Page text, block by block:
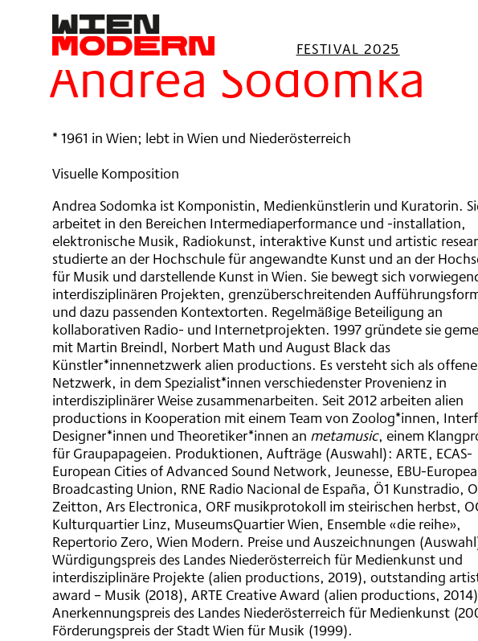
springen
FESTIVAL 2025
Filter
Andrea Sodomka
* 1961 in Wien; lebt in Wien und Niederösterreich
Visuelle Komposition
Andrea Sodomka ist Komponistin, Medienkünstlerin und Kuratorin.
arbeitet in den Bereichen Intermediaperformance und -installation,
elektronische Musik, Radiokunst, interaktive Kunst und artistic
studierte an der Hochschule für angewandte Kunst und an der
für Musik und darstellende Kunst in Wien. Sie bewegt sich
interdisziplinären Projekten, grenzüberschreitenden
und dazu passenden Kontextorten. Regelmäßige Beteiligung an
kollaborativen Radio- und Internetprojekten. 1997 gründete sie
mit Martin Breindl, Norbert Math und August Black das
Künstler*innennetzwerk alien productions. Es versteht sich als
Netzwerk, in dem Spezialist*innen verschiedenster Provenienz in
interdisziplinärer Weise zusammenarbeiten. Seit 2012 arbeiten alien
productions in Kooperation mit einem Team von Zoolog*innen,
Designer*innen und Theoretiker*innen an metamusic, einem
für Graupapageien. Produktionen, Aufträge (Auswahl): ARTE, ECAS-
European Cities of Advanced Sound Network, Jeunesse, EBU-
Broadcasting Union, RNE Radio Nacional de España, Ö1 Kunstradio,
Zeitton, Ars Electronica, ORF musikprotokoll im steirischen herbst,
Kulturquartier Linz, MuseumsQuartier Wien, Ensemble «die reihe»,
Repertorio Zero, Wien Modern. Preise und Auszeichnungen
Würdigungspreis des Landes Niederösterreich für Medienkunst und
interdisziplinäre Projekte (alien productions, 2019), outstanding
award – Musik (2018), ARTE Creative Award (alien productions,
Anerkennungspreis des Landes Niederösterreich für Medienkunst
Förderungspreis der Stadt Wien für Musik (1999).